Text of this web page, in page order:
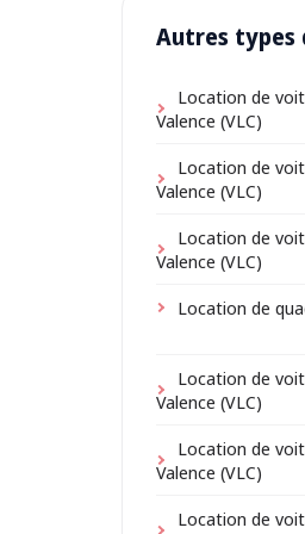
Autres types
Location de
Valence (VLC)
Location de
Valence (VLC)
Location de
Valence (VLC)
Location de
Location de
Valence (VLC)
Location de
Valence (VLC)
Location de